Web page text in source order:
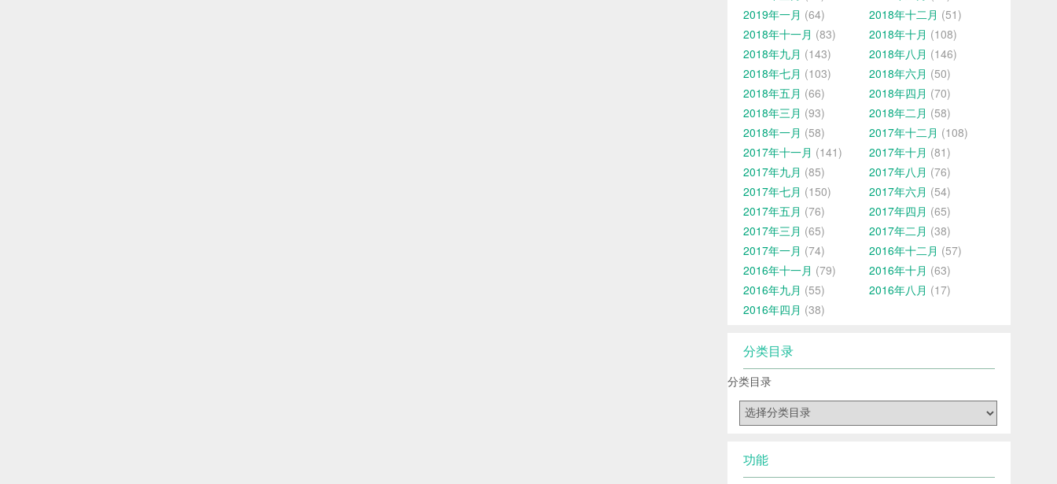
2019年一月 (64) 2018年十二月 (51)
2018年十一月 (83) 2018年十月 (108)
2018年九月 (143) 2018年八月 (146)
2018年七月 (103) 2018年六月 (50)
2018年五月 (66) 2018年四月 (70)
2018年三月 (93) 2018年二月 (58)
2018年一月 (58) 2017年十二月 (108)
2017年十一月 (141) 2017年十月 (81)
2017年九月 (85) 2017年八月 (76)
2017年七月 (150) 2017年六月 (54)
2017年五月 (76) 2017年四月 (65)
2017年三月 (65) 2017年二月 (38)
2017年一月 (74) 2016年十二月 (57)
2016年十一月 (79) 2016年十月 (63)
2016年九月 (55) 2016年八月 (17)
2016年四月 (38)
分类目录
分类目录
功能